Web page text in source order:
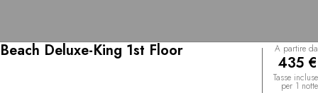
Beach Deluxe-King 1st Floor A partire da
435 €
Tasse incluse
per 1 notte